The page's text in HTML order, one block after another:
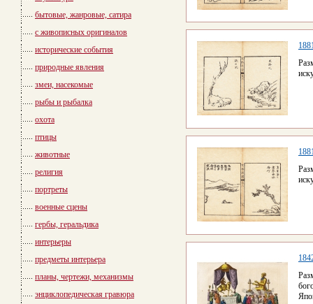
бытовые, жанровые, сатира
с живописных оригиналов
исторические события
природные явления
змеи, насекомые
рыбы и рыбалка
охота
птицы
животные
религия
портреты
военные сцены
гербы, геральдика
интерьеры
предметы интерьера
планы, чертежи, механизмы
энциклопедическая гравюра